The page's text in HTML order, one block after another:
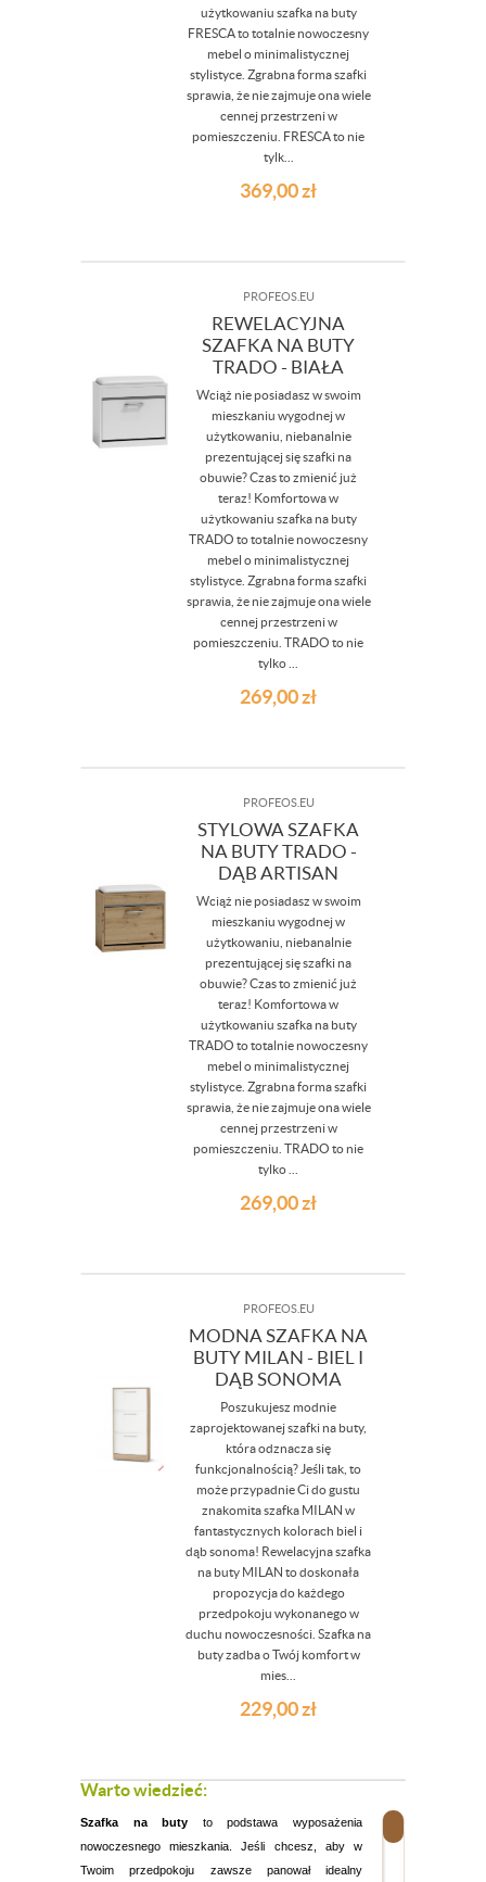
użytkowaniu szafka na buty
FRESCA to totalnie nowoczesny
mebel o minimalistycznej
stylistyce. Zgrabna forma szafki
sprawia, że nie zajmuje ona wiele
cennej przestrzeni w
pomieszczeniu. FRESCA to nie
tylk...
369,00zł
PROFEOS.EU
REWELACYJNA
SZAFKA NA BUTY
TRADO - BIAŁA
Wciąż nie posiadasz w swoim
mieszkaniu wygodnej w
użytkowaniu, niebanalnie
prezentującej się szafki na
obuwie? Czas to zmienić już
teraz! Komfortowa w
użytkowaniu szafka na buty
TRADO to totalnie nowoczesny
mebel o minimalistycznej
stylistyce. Zgrabna forma szafki
sprawia, że nie zajmuje ona wiele
cennej przestrzeni w
pomieszczeniu. TRADO to nie
tylko ...
269,00zł
PROFEOS.EU
STYLOWA SZAFKA
NA BUTY TRADO -
DĄB ARTISAN
Wciąż nie posiadasz w swoim
mieszkaniu wygodnej w
użytkowaniu, niebanalnie
prezentującej się szafki na
obuwie? Czas to zmienić już
teraz! Komfortowa w
użytkowaniu szafka na buty
TRADO to totalnie nowoczesny
mebel o minimalistycznej
stylistyce. Zgrabna forma szafki
sprawia, że nie zajmuje ona wiele
cennej przestrzeni w
pomieszczeniu. TRADO to nie
tylko ...
269,00zł
PROFEOS.EU
MODNA SZAFKA NA
BUTY MILAN - BIEL I
DĄB SONOMA
Poszukujesz modnie
zaprojektowanej szafki na buty,
która odznacza się
funkcjonalnością? Jeśli tak, to
może przypadnie Ci do gustu
znakomita szafka MILAN w
fantastycznych kolorach biel i
dąb sonoma! Rewelacyjna szafka
na buty MILAN to doskonała
propozycja do każdego
przedpokoju wykonanego w
duchu nowoczesności. Szafka na
buty zadba o Twój komfort w
mies...
229,00zł
Warto wiedzieć:
Szafka na buty to podstawa wyposażenia
nowoczesnego mieszkania. Jeśli chcesz, aby w
Twoim przedpokoju zawsze panował idealny